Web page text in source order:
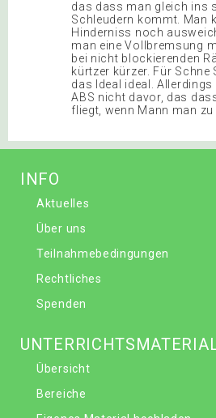
das dass man gleich ins
Schleudern kommt. Man
Hinderniss noch
man eine Vollbremsung
bei nicht blockierenden
kürtzer kürzer. Für Schne
das Ideal ideal.
ABS nicht davor, das
fliegt, wenn Mann man
INFO
Aktuelles
Über uns
Teilnahmebedingungen
Rechtliches
Spenden
Übersicht
Bereiche